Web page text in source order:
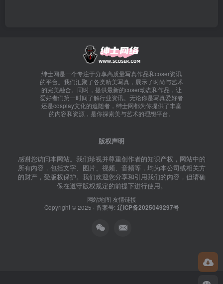
绅士网是一个专注于分享高质量写真作品和coser资讯
的平台。我们汇聚了各类精美写真，展示了时尚与艺术
的完美融合。同时，提供最新的coser动态和作品，让
爱好者们第一时间了解行业资讯。无论你是写真爱好者
还是cosplay文化的追随者，绅士网都为你提供了丰富
的内容和资源，是你探索美与艺术的理想平台。
版权声明
感谢您访问本网站。我们珍视并尊重创作者的知识产权，网站中的
所有内容，包括文字、图片、视频、音频等，均为本公司或相关方
的财产，受版权保护。我们欢迎您分享和引用我们的内容，但请确
保在遵守版权规定的前提下进行使用。
网站地图 友情链接
Copyright © 2025 · 备案号: 辽ICP备2025049297号